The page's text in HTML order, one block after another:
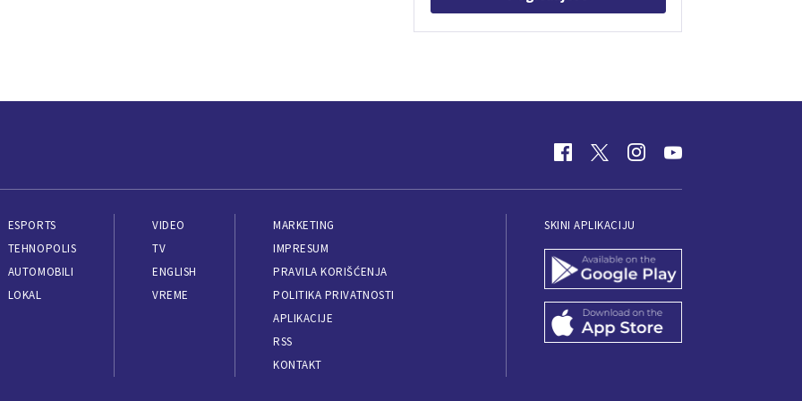
ESPORTS
TEHNOPOLIS
AUTOMOBILI
LOKAL
VIDEO
TV
ENGLISH
VREME
MARKETING
IMPRESUM
PRAVILA KORIŠĆENJA
POLITIKA PRIVATNOSTI
APLIKACIJE
RSS
KONTAKT
SKINI APLIKACIJU